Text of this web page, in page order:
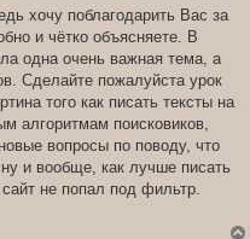
хочу поблагодарить Вас за
и чётко объясняете. В
одна очень важная тема, а
Сделайте пожалуйста урок
того как писать тексты на
алгоритмам поисковиков,
вопросы по поводу, что
и вообще, как лучше писать
не попал под фильтр.